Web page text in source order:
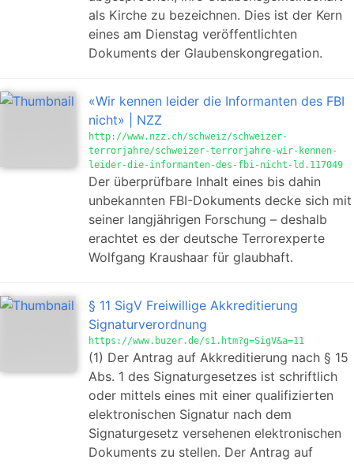
als Kirche zu bezeichnen. Dies ist der Kern
eines am Dienstag veröffentlichten
Dokuments der Glaubenskongregation.
«Wir kennen leider die Informanten des FBI
nicht» | NZZ
http://www.nzz.ch/schweiz/schweizer-
terrorjahre/schweizer-terrorjahre-wir-kennen-
leider-die-informanten-des-fbi-nicht-ld.117049
Der überprüfbare Inhalt eines bis dahin
unbekannten FBI-Dokuments decke sich mit
seiner langjährigen Forschung – deshalb
erachtet es der deutsche Terrorexperte
Wolfgang Kraushaar für glaubhaft.
§ 11 SigV Freiwillige Akkreditierung
Signaturverordnung
https://www.buzer.de/s1.htm?g=SigV&a=11
(1) Der Antrag auf Akkreditierung nach § 15
Abs. 1 des Signaturgesetzes ist schriftlich
oder mittels eines mit einer qualifizierten
elektronischen Signatur nach dem
Signaturgesetz versehenen elektronischen
Dokuments zu stellen. Der Antrag auf